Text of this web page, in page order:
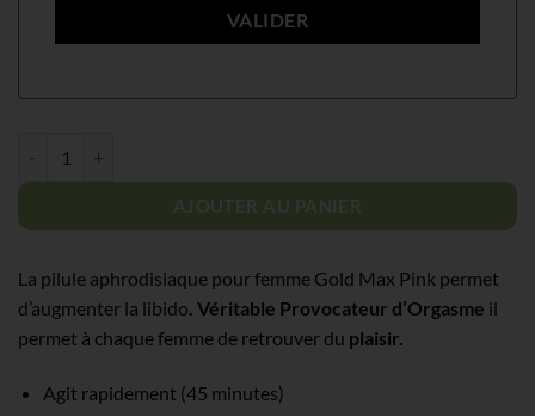
AJOUTER AU PANIER
La pilule aphrodisiaque pour femme Gold Max Pink permet
d’augmenter la libido. Véritable Provocateur d’Orgasme il
permet à chaque femme de retrouver du plaisir.
Agit rapidement (45 minutes)